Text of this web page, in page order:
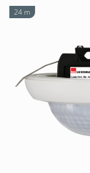
24 m